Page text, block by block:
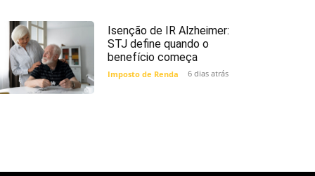
Isenção de IR Alzheimer:
STJ define quando o
benefício começa
Imposto de Renda 6 dias atrás